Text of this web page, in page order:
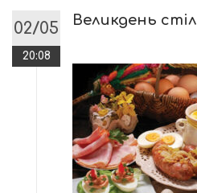
content
02/05
20:08
Великдень стіл